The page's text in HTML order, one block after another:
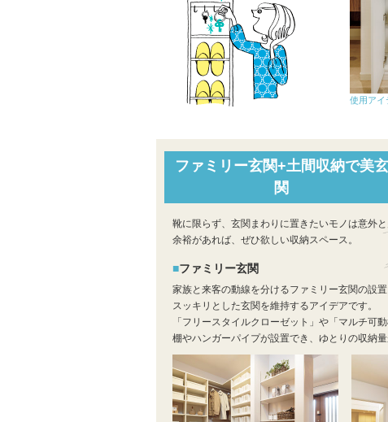
使用アイ
ファミリー玄関+土間収納で美玄
関
靴に限らず、玄関まわりに置きたいモノは意外
余裕があれば、ぜひ欲しい収納スペース。
ファミリー玄関
家族と来客の動線を分けるファミリー玄関の設置
スッキリとした玄関を維持するアイデアです。
「フリースタイルクローゼット」や「マルチ可
棚やハンガーパイプが設置でき、ゆとりの収納